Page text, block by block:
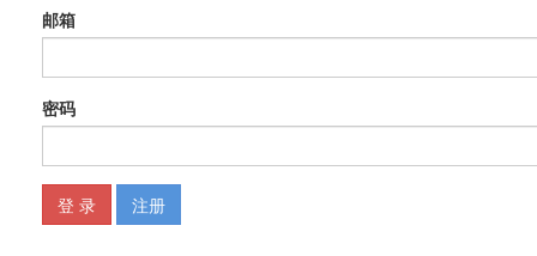
17. 替换PPT 全部字体 / 35
19. 一键去除所有的动画 / 36
20. 翻译工具 / 36
21.Word 转PPT / 36
23. 掌握格式转换软件 / 37
24. 隐藏和显示鼠标指针 / 37
25. 用画笔做标记 / 37